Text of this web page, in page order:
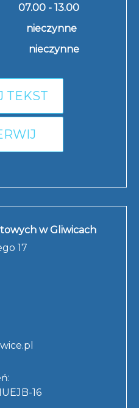
07.00 - 13.00
nieczynne
nieczynne
TEKST
w Gliwicach
17
16